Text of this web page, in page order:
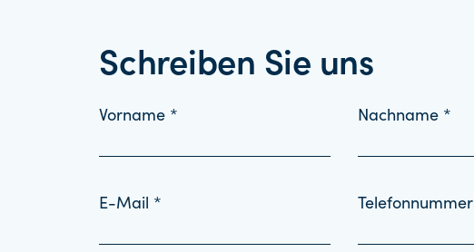
Schreiben Sie uns
Vorname * Nachname *
E-Mail * Telefonnummer